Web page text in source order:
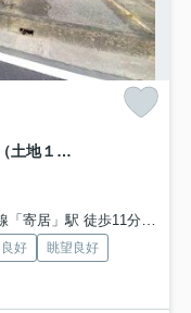
大里郡寄居町大字寄居 建築条件なし（土地１５１坪超）
「寄居」駅 徒歩11分
好
眺望良好